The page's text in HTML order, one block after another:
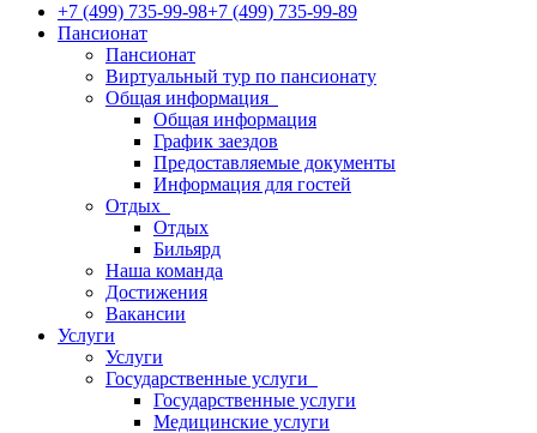
+7 (499) 735-99-98+7 (499) 735-99-89
Пансионат
Пансионат
Виртуальный тур по пансионату
Общая информация
Общая информация
График заездов
Предоставляемые документы
Информация для гостей
Отдых
Отдых
Бильярд
Наша команда
Достижения
Вакансии
Услуги
Услуги
Государственные услуги
Государственные услуги
Медицинские услуги